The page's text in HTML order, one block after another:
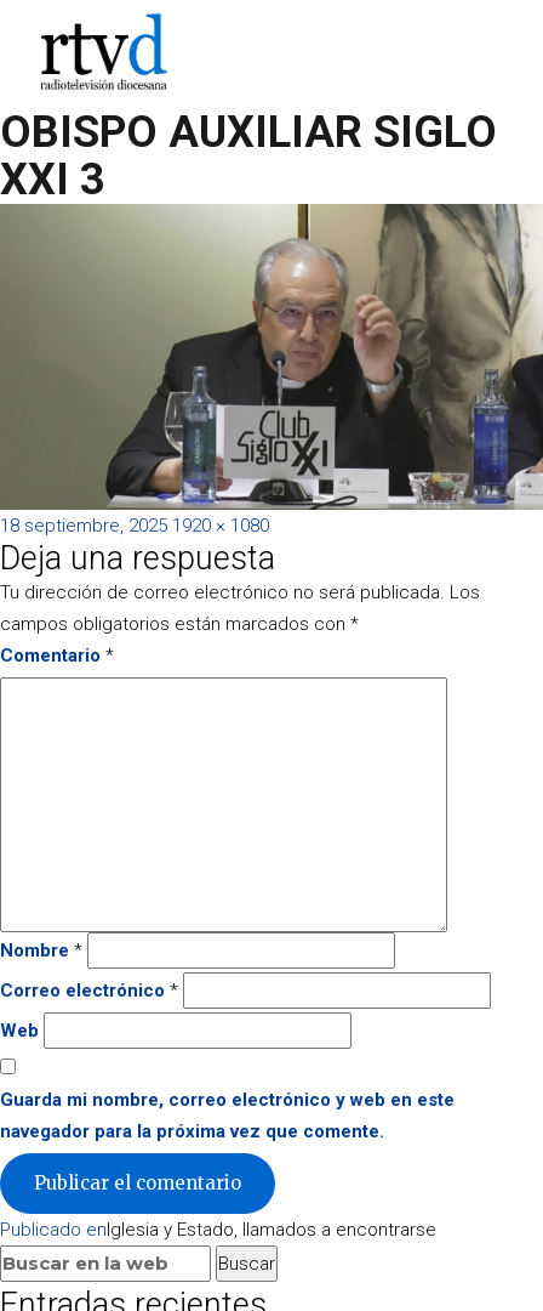
OBISPO AUXILIAR SIGLO
XXI 3
Publicado
el
18 septiembre, 2025 Tamaño
completo
1920 × 1080
Deja una respuesta
Tu dirección de correo electrónico no será publicada. Los
campos obligatorios están marcados con *
Comentario *
Nombre *
Correo electrónico *
Web
Guarda mi nombre, correo electrónico y web en este
navegador para la próxima vez que comente.
Navegación
de
entradas
Publicado enIglesia y Estado, llamados a encontrarse
Buscar:
Buscar